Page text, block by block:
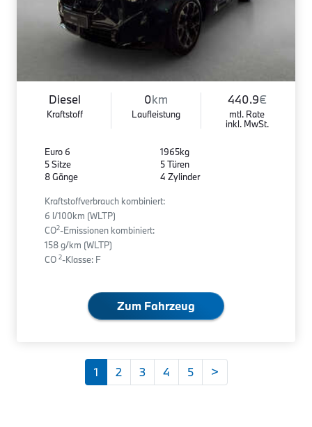
Diesel
Kraftstoff
0km
Laufleistung
440.9€
mtl. Rate
inkl. MwSt.
Euro 6
5 Sitze
8 Gänge
1965kg
5 Türen
4 Zylinder
Kraftstoffverbrauch kombiniert:
6 l/100km (WLTP)
CO2-Emissionen kombiniert:
158 g/km (WLTP)
CO 2-Klasse: F
Zum Fahrzeug
1 2 3 4 5 >